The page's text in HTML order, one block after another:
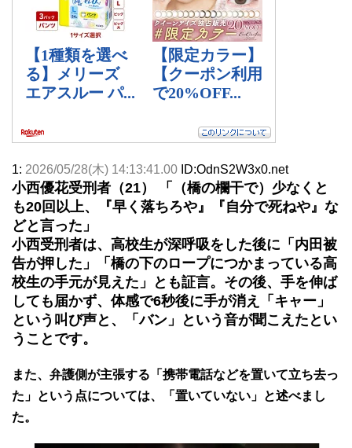
1: 2026/05/28(木) 14:13:41.00 ID:OdnS2W3x0.net
小西優花受刑者（21） 「（橋の欄干で）少なくと
も20回以上、『早く落ちろや』『自分で死ねや』な
どと言った」
小西受刑者は、高校生が深呼吸をした後に「内田被
告が押した」「橋の下のロープにつかまっている高
校生の手元が見えた」とも証言。その後、手を伸ば
しても届かず、体感で6秒後に手が消え「キャー」
という叫び声と、「バン」という音が聞こえたとい
うことです。
また、弁護側が主張する「携帯電話などを置いて立ち去っ
た」という点については、「置いていない」と述べまし
た。